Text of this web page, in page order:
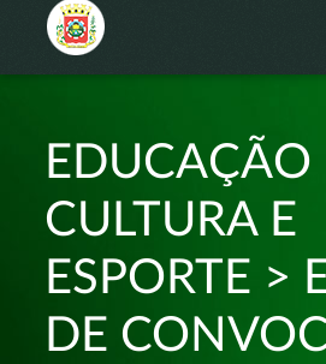
EDUCAÇÃO
CULTURA E
ESPORTE >
DE